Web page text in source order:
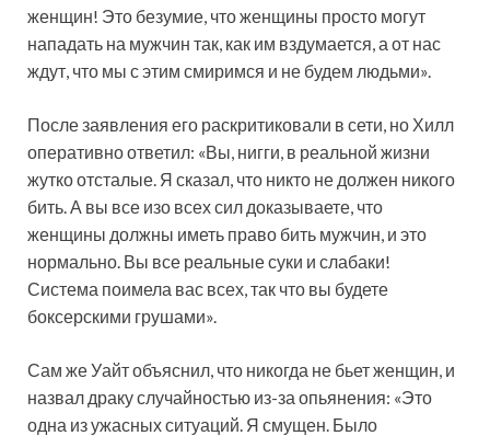
женщин! Это безумие, что женщины просто могут
нападать на мужчин так, как им вздумается, а от нас
ждут, что мы с этим смиримся и не будем людьми».
После заявления его раскритиковали в сети, но Хилл
оперативно ответил: «Вы, нигги, в реальной жизни
жутко отсталые. Я сказал, что никто не должен никого
бить. А вы все изо всех сил доказываете, что
женщины должны иметь право бить мужчин, и это
нормально. Вы все реальные суки и слабаки!
Система поимела вас всех, так что вы будете
боксерскими грушами».
Сам же Уайт объяснил, что никогда не бьет женщин, и
назвал драку случайностью из-за опьянения: «Это
одна из ужасных ситуаций. Я смущен. Было